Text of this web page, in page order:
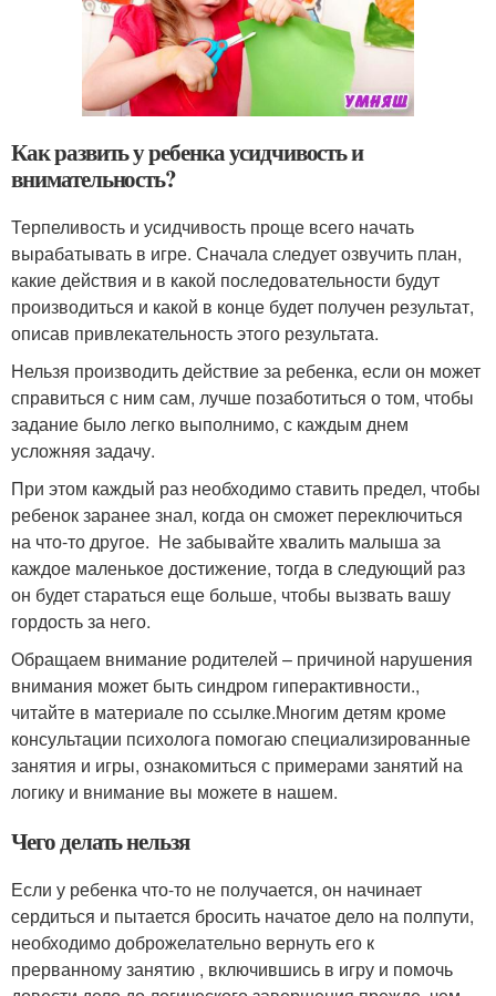
Как развить у ребенка усидчивость и
внимательность?
Терпеливость и усидчивость проще всего начать
вырабатывать в игре. Сначала следует озвучить план,
какие действия и в какой последовательности будут
производиться и какой в конце будет получен результат,
описав привлекательность этого результата.
Нельзя производить действие за ребенка, если он может
справиться с ним сам, лучше позаботиться о том, чтобы
задание было легко выполнимо, с каждым днем
усложняя задачу.
При этом каждый раз необходимо ставить предел, чтобы
ребенок заранее знал, когда он сможет переключиться
на что-то другое. Не забывайте хвалить малыша за
каждое маленькое достижение, тогда в следующий раз
он будет стараться еще больше, чтобы вызвать вашу
гордость за него.
Обращаем внимание родителей – причиной нарушения
внимания может быть синдром гиперактивности.,
читайте в материале по ссылке.Многим детям кроме
консультации психолога помогаю специализированные
занятия и игры, ознакомиться с примерами занятий на
логику и внимание вы можете в нашем.
Чего делать нельзя
Если у ребенка что-то не получается, он начинает
сердиться и пытается бросить начатое дело на полпути,
необходимо доброжелательно вернуть его к
прерванному занятию , включившись в игру и помочь